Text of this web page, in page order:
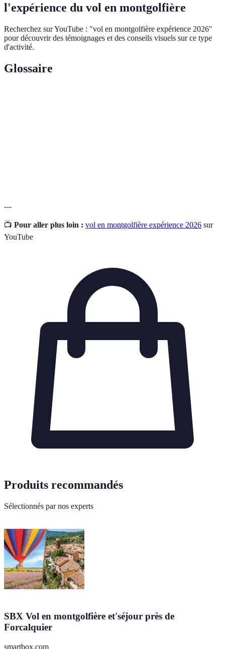
l'expérience du vol en montgolfière
Recherchez sur YouTube : "vol en montgolfière expérience 2026"
pour découvrir des témoignages et des conseils visuels sur ce type
d'activité.
Glossaire
---
📺 Pour aller plus loin : vol en montgolfière expérience 2026 sur
YouTube
Produits recommandés
Sélectionnés par nos experts
SBX Vol en montgolfière et'séjour près de
Forcalquier
smartbox.com